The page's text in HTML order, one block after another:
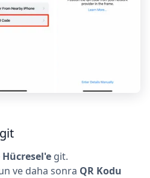
git.
ve daha sonra QR Kodu